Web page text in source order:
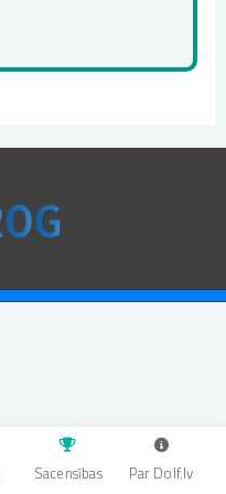
Sacensības Par Dolf.lv